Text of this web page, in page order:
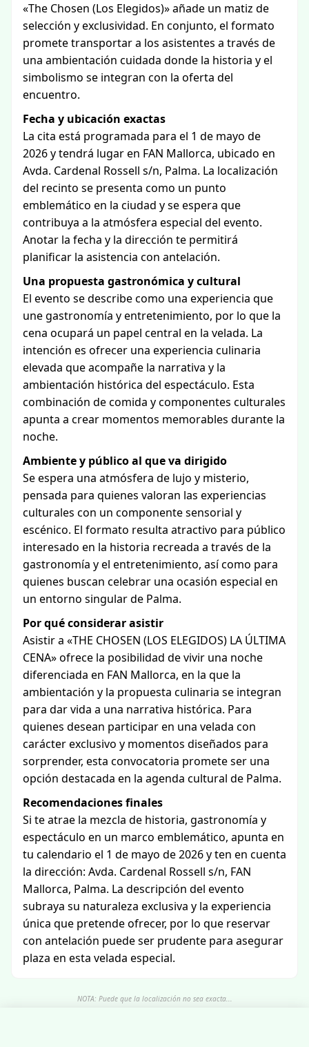
«The Chosen (Los Elegidos)» añade un matiz de
selección y exclusividad. En conjunto, el formato
promete transportar a los asistentes a través de
una ambientación cuidada donde la historia y el
simbolismo se integran con la oferta del
encuentro.
Fecha y ubicación exactas
La cita está programada para el 1 de mayo de
2026 y tendrá lugar en FAN Mallorca, ubicado en
Avda. Cardenal Rossell s/n, Palma. La localización
del recinto se presenta como un punto
emblemático en la ciudad y se espera que
contribuya a la atmósfera especial del evento.
Anotar la fecha y la dirección te permitirá
planificar la asistencia con antelación.
Una propuesta gastronómica y cultural
El evento se describe como una experiencia que
une gastronomía y entretenimiento, por lo que la
cena ocupará un papel central en la velada. La
intención es ofrecer una experiencia culinaria
elevada que acompañe la narrativa y la
ambientación histórica del espectáculo. Esta
combinación de comida y componentes culturales
apunta a crear momentos memorables durante la
noche.
Ambiente y público al que va dirigido
Se espera una atmósfera de lujo y misterio,
pensada para quienes valoran las experiencias
culturales con un componente sensorial y
escénico. El formato resulta atractivo para público
interesado en la historia recreada a través de la
gastronomía y el entretenimiento, así como para
quienes buscan celebrar una ocasión especial en
un entorno singular de Palma.
Por qué considerar asistir
Asistir a «THE CHOSEN (LOS ELEGIDOS) LA ÚLTIMA
CENA» ofrece la posibilidad de vivir una noche
diferenciada en FAN Mallorca, en la que la
ambientación y la propuesta culinaria se integran
para dar vida a una narrativa histórica. Para
quienes desean participar en una velada con
carácter exclusivo y momentos diseñados para
sorprender, esta convocatoria promete ser una
opción destacada en la agenda cultural de Palma.
Recomendaciones finales
Si te atrae la mezcla de historia, gastronomía y
espectáculo en un marco emblemático, apunta en
tu calendario el 1 de mayo de 2026 y ten en cuenta
la dirección: Avda. Cardenal Rossell s/n, FAN
Mallorca, Palma. La descripción del evento
subraya su naturaleza exclusiva y la experiencia
única que pretende ofrecer, por lo que reservar
con antelación puede ser prudente para asegurar
plaza en esta velada especial.
NOTA: Puede que la localización no sea exacta...